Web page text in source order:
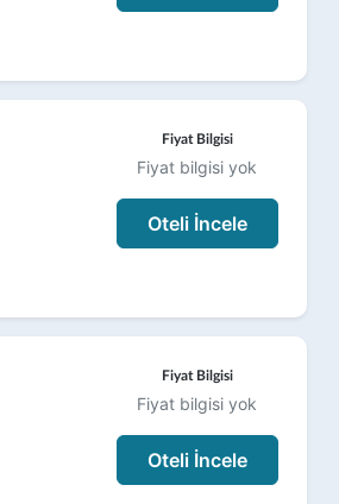
Fiyat Bilgisi
Fiyat bilgisi yok
Oteli İncele
Fiyat Bilgisi
Fiyat bilgisi yok
Oteli İncele